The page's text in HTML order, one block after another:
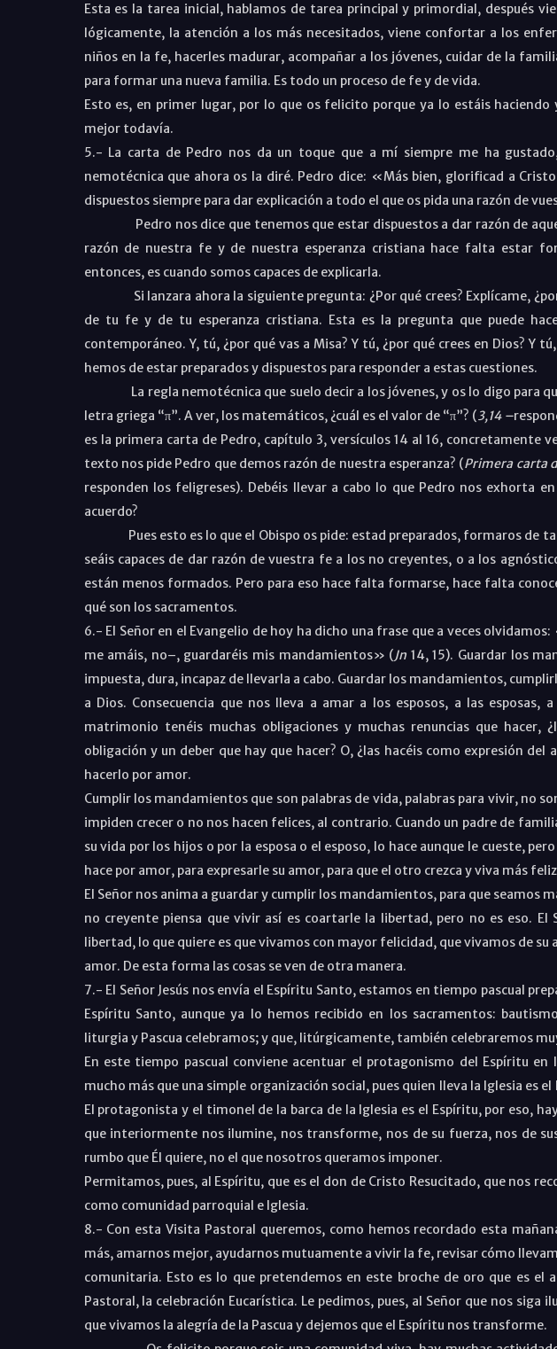
Esta es la tarea inicial, hablamos de tarea principal y primordial, después
lógicamente, la atención a los más necesitados, viene confortar a los
niños en la fe, hacerles madurar, acompañar a los jóvenes, cuidar de la
para formar una nueva familia. Es todo un proceso de fe y de vida.
Esto es, en primer lugar, por lo que os felicito porque ya lo estáis haciendo
mejor todavía.
5.- La carta de Pedro nos da un toque que a mí siempre me ha
nemotécnica que ahora os la diré. Pedro dice: «Más bien, glorificad a
dispuestos siempre para dar explicación a todo el que os pida una razón de
Pedro nos dice que tenemos que estar dispuestos a dar razón de
razón de nuestra fe y de nuestra esperanza cristiana hace falta estar
entonces, es cuando somos capaces de explicarla.
Si lanzara ahora la siguiente pregunta: ¿Por qué crees? Explícame, ¿por
de tu fe y de tu esperanza cristiana. Esta es la pregunta que puede
contemporáneo. Y, tú, ¿por qué vas a Misa? Y tú, ¿por qué crees en Dios? Y
hemos de estar preparados y dispuestos para responder a estas cuestiones.
La regla nemotécnica que suelo decir a los jóvenes, y os lo digo para
letra griega “π”. A ver, los matemáticos, ¿cuál es el valor de “π”? (3,14 –
es la primera carta de Pedro, capítulo 3, versículos 14 al 16, concretamente
texto nos pide Pedro que demos razón de nuestra esperanza? (Primera carta
responden los feligreses). Debéis llevar a cabo lo que Pedro nos exhorta
acuerdo?
Pues esto es lo que el Obispo os pide: estad preparados, formaros de
seáis capaces de dar razón de vuestra fe a los no creyentes, o a los
están menos formados. Pero para eso hace falta formarse, hace falta
qué son los sacramentos.
6.- El Señor en el Evangelio de hoy ha dicho una frase que a veces olvidamos:
me amáis, no–, guardaréis mis mandamientos» (Jn 14, 15). Guardar los
impuesta, dura, incapaz de llevarla a cabo. Guardar los mandamientos,
a Dios. Consecuencia que nos lleva a amar a los esposos, a las esposas,
matrimonio tenéis muchas obligaciones y muchas renuncias que hacer,
obligación y un deber que hay que hacer? O, ¿las hacéis como expresión del
hacerlo por amor.
Cumplir los mandamientos que son palabras de vida, palabras para vivir, no
impiden crecer o no nos hacen felices, al contrario. Cuando un padre de
su vida por los hijos o por la esposa o el esposo, lo hace aunque le cueste,
hace por amor, para expresarle su amor, para que el otro crezca y viva más
El Señor nos anima a guardar y cumplir los mandamientos, para que seamos
no creyente piensa que vivir así es coartarle la libertad, pero no es eso. El
libertad, lo que quiere es que vivamos con mayor felicidad, que vivamos de su
amor. De esta forma las cosas se ven de otra manera.
7.- El Señor Jesús nos envía el Espíritu Santo, estamos en tiempo pascual
Espíritu Santo, aunque ya lo hemos recibido en los sacramentos:
liturgia y Pascua celebramos; y que, litúrgicamente, también celebraremos
En este tiempo pascual conviene acentuar el protagonismo del Espíritu en
mucho más que una simple organización social, pues quien lleva la Iglesia es
El protagonista y el timonel de la barca de la Iglesia es el Espíritu, por eso,
que interiormente nos ilumine, nos transforme, nos de su fuerza, nos de
rumbo que Él quiere, no el que nosotros queramos imponer.
Permitamos, pues, al Espíritu, que es el don de Cristo Resucitado, que nos
como comunidad parroquial e Iglesia.
8.- Con esta Visita Pastoral queremos, como hemos recordado esta
más, amarnos mejor, ayudarnos mutuamente a vivir la fe, revisar cómo
comunitaria. Esto es lo que pretendemos en este broche de oro que es el
Pastoral, la celebración Eucarística. Le pedimos, pues, al Señor que nos
que vivamos la alegría de la Pascua y dejemos que el Espíritu nos transforme.